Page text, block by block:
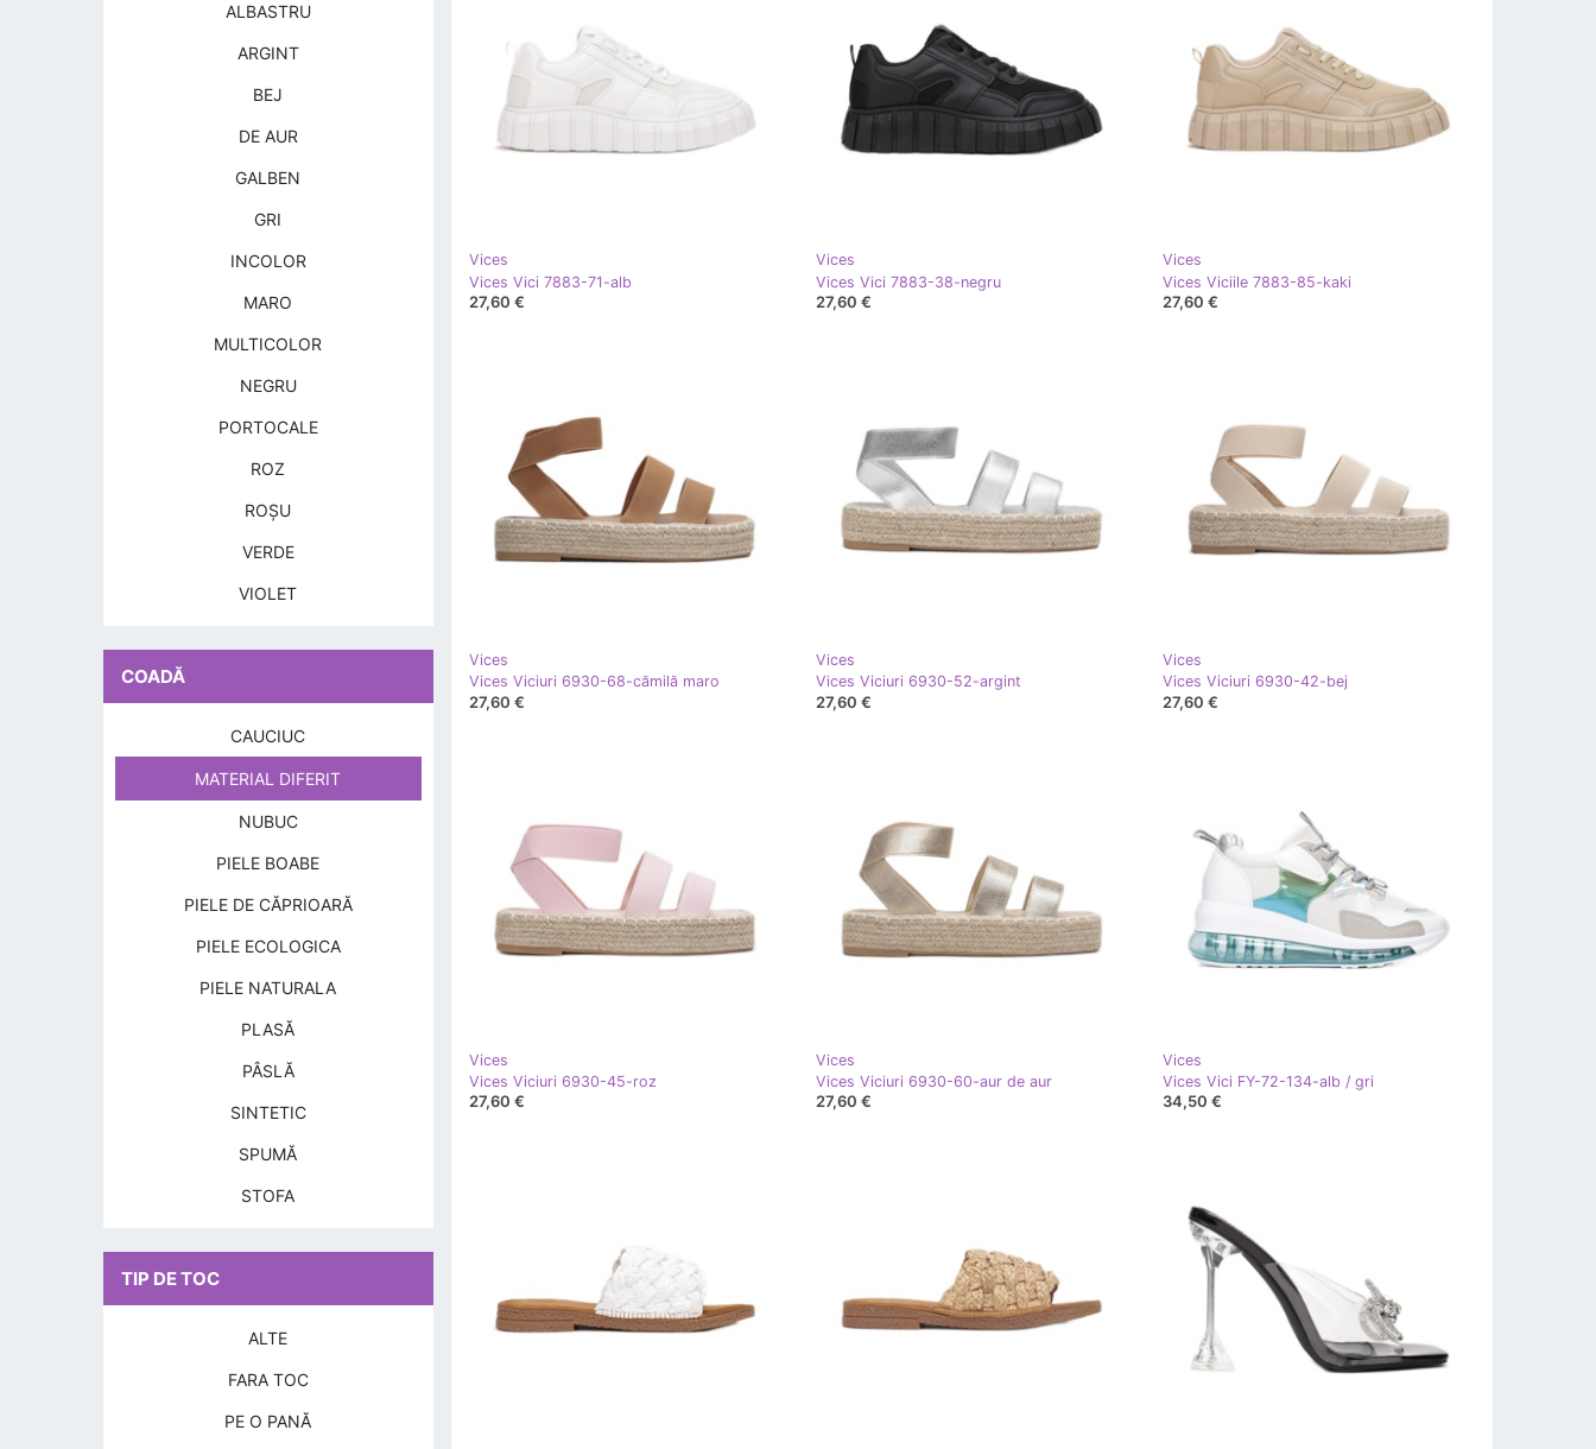
Vices
Vices Vici 7883-71-alb
27,60 €
Vices
Vices Vici 7883-38-negru
27,60 €
Vices
Vices Viciile 7883-85-kaki
27,60 €
Vices
Vices Viciuri 6930-68-cămilă maro
27,60 €
Vices
Vices Viciuri 6930-52-argint
27,60 €
Vices
Vices Viciuri 6930-42-bej
27,60 €
Vices
Vices Viciuri 6930-45-roz
27,60 €
Vices
Vices Viciuri 6930-60-aur de aur
27,60 €
Vices
Vices Vici FY-72-134-alb / gri
34,50 €
ALBASTRU
ARGINT
BEJ
DE AUR
GALBEN
GRI
INCOLOR
MARO
MULTICOLOR
NEGRU
PORTOCALE
ROZ
ROŞU
VERDE
VIOLET
COADĂ
CAUCIUC
MATERIAL DIFERIT
NUBUC
PIELE BOABE
PIELE DE CĂPRIOARĂ
PIELE ECOLOGICA
PIELE NATURALA
PLASĂ
PÂSLĂ
SINTETIC
SPUMĂ
STOFA
TIP DE TOC
ALTE
FARA TOC
PE O PANĂ